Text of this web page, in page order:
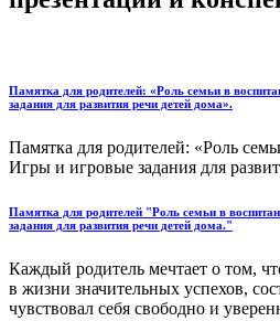
Памятка для родителей: «Роль семьи в
задания для развития речи детей дома».
Памятка для родителей: «Роль
Игры и игровые задания для
Памятка для родителей "Роль семьи в
задания для развития речи детей дома."
Каждый родитель мечтает о том,
в жизни значительных успехов,
чувствовал себя свободно и